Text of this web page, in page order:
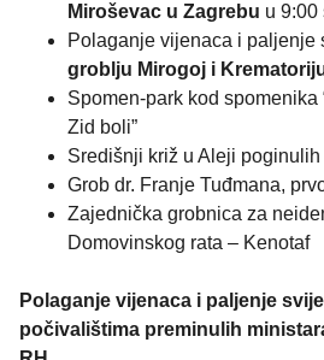
Miroševac u Zagrebu u 9:00
Polaganje vijenaca i paljenje
groblju Mirogoj i
Spomen-park kod spomenika
Zid boli”
Središnji križ u Aleji
Grob dr. Franje Tuđmana,
Zajednička grobnica za
Domovinskog rata – Kenotaf
Polaganje vijenaca i paljenje
počivalištima preminulih